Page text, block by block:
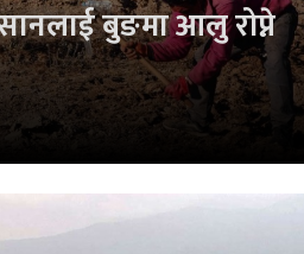
बुङमा आलु रोप्ने